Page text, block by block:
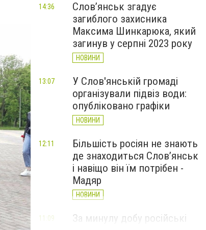
Слов’янськ згадує
загиблого захисника
Максима Шинкарюка, який
загинув у серпні 2023 року
НОВИНИ
14:36
У Слов'янській громаді
організували підвіз води:
опубліковано графіки
НОВИНИ
13:07
Більшість росіян не знають
де знаходиться Слов’янськ
і навіщо він їм потрібен -
Мадяр
НОВИНИ
12:11
За минулу добу російські
11:09